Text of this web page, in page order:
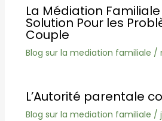
La Médiation Familiale
Solution Pour les
Couple
Blog sur la mediation familiale /
L’Autorité parentale
Blog sur la mediation familiale /